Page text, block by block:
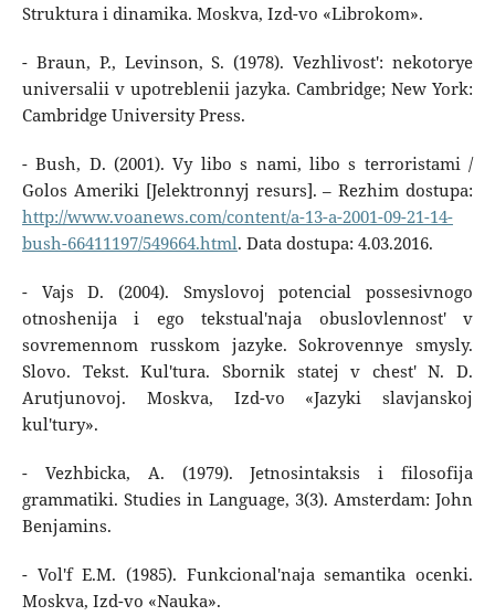
Struktura i dinamika. Moskva, Izd-vo «Librokom».
- Braun, P., Levinson, S. (1978). Vezhlivost': nekotorye
universalii v upotreblenii jazyka. Cambridge; New York:
Cambridge University Press.
- Bush, D. (2001). Vy libo s nami, libo s terroristami /
Golos Ameriki [Jelektronnyj resurs]. – Rezhim dostupa:
http://www.voanews.com/content/a-13-a-2001-09-21-14-
bush-66411197/549664.html. Data dostupa: 4.03.2016.
- Vajs D. (2004). Smyslovoj potencial possesivnogo
otnoshenija i ego tekstual'naja obuslovlennost' v
sovremennom russkom jazyke. Sokrovennye smysly.
Slovo. Tekst. Kul'tura. Sbornik statej v chest' N. D.
Arutjunovoj. Moskva, Izd-vo «Jazyki slavjanskoj
kul'tury».
- Vezhbicka, A. (1979). Jetnosintaksis i filosofija
grammatiki. Studies in Language, 3(3). Amsterdam: John
Benjamins.
- Vol'f E.M. (1985). Funkcional'naja semantika ocenki.
Moskva, Izd-vo «Nauka».